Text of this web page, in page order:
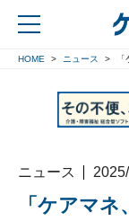
HOME ニュース 「
ニュース
「ケアマ